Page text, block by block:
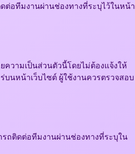
ต่อทีมงานผ่านช่องทางที่ระบุไว้ในหน้า
ความเป็นส่วนตัวนี้โดยไม่ต้องแจ้งให้
บนหน้าเว็บไซต์ ผู้ใช้งานควรตรวจสอบ
ถติดต่อทีมงานผ่านช่องทางที่ระบุใน